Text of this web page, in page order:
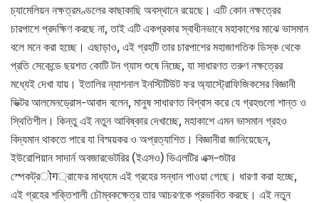
চ্যামেলিয়ন নক্ষত্রমণ্ডলের কাছাকাছি অবস্থানে রয়েছে। এটি কোন নক্ষত্রের
চারপাশে প্রদক্ষিণ করছে না, তাই এটি একপ্রকার স্বাধীনভাবে মহাকাশের মাঝে ভাসমান
বলে মনে করা হচ্ছে। এছাড়াও, এই গ্রহটি তার চারপাশের মহাজাগতিক ডিস্ক থেকে
প্রতি সেকেন্ডে ছয়শত কোটি টন গ্যাস শুষে নিচ্ছে, যা সাধারণত তরুণ নক্ষত্রের
মধ্যেই দেখা যায়। ইতালির ন্যাশনাল ইনস্টিটিউট ফর অ্যাস্ট্রোফিজিকসের বিজ্ঞানী
ভিক্টর আলমেনড্রোস-আবাদ বলেন, মানুষ সাধারণত বিশ্বাস করে যে গ্রহগুলো শান্ত ও
স্থিতিশীল। কিন্তু এই নতুন আবিষ্কার দেখাচ্ছে, মহাকাশে এমন ভাসমান গ্রহও
বিদ্যমান থাকতে পারে যা বিস্ময়কর ও অপ্রত্যাশিত। বিজ্ঞানীরা জানিয়েছেন,
ইউরোপিয়ান সাদার্ন অবজারভেটরির (ইএসও) ভিএলটির এক্স-শুটার
স্পেকট্রोग্রাফের মাধ্যমে এই গ্রহের সন্ধান পাওয়া গেছে। ধারণা করা হচ্ছে,
এই গ্রহের শক্তিশালী চৌম্বকক্ষেত্র তার আচরণকে প্রভাবিত করছে। এই নতুন